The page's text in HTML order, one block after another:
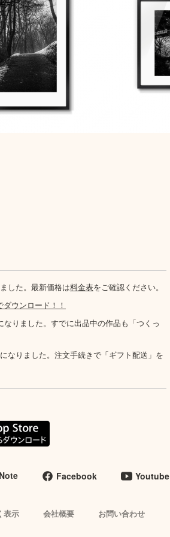
した。最新価格は料金表をご確認ください。
ウンロード！！
りました。すでに出品中の作品も「つくっ
なりました。注文手続きで「ギフト配送」を
Note Facebook Youtube
表示 会社概要 お問い合わせ